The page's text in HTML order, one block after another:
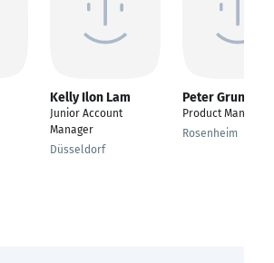
Kelly Ilon Lam
Junior Account
Manager
Düsseldorf
Peter Grunwald
Product Manager
Rosenheim